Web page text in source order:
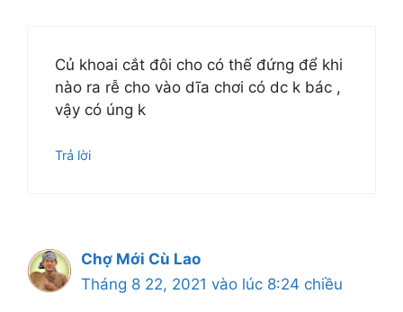
Củ khoai cắt đôi cho có thế đứng để khi
nào ra rễ cho vào dĩa chơi có dc k bác ,
vậy có úng k
Trả lời
Chợ Mới Cù Lao
Tháng 8 22, 2021 vào lúc 8:24 chiều